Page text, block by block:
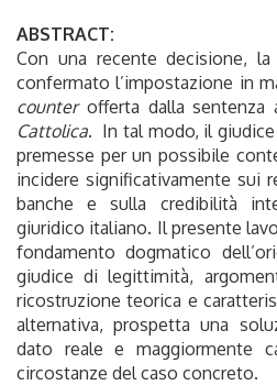
ABSTRACT:
Con una recente decisione,
confermato l’impostazione in
counterofferta dalla sentenza
Cattolica. In tal modo, il
premesse per un possibile
incidere significativamente sui
banche e sulla credibilità
giuridico italiano. Il presente
fondamento dogmatico
giudice di legittimità,
ricostruzione teorica e
alternativa, prospetta una
dato reale e maggiormente
circostanze del caso concreto.